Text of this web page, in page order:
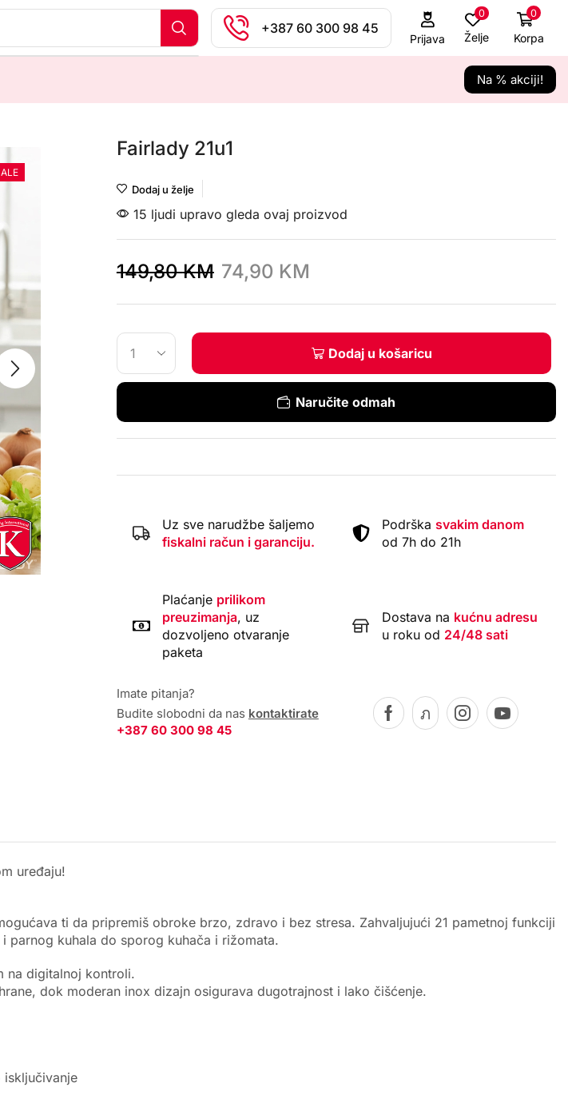
+387 60 300 98 45
Prijava
0
Želje
0
Korpa
Na % akciji!
Fairlady 21u1
Dodaj u želje
15 ljudi upravo gleda ovaj proizvod
149,80KM 74,90 KM
Dodaj u košaricu
Naručite odmah
Uz sve narudžbe šaljemo
fiskalni račun i garanciju.
Podrška svakim danom
od 7h do 21h
Plaćanje prilikom
preuzimanja, uz
dozvoljeno otvaranje
paketa
Dostava na kućnu adresu
u roku od 24/48 sati
Imate pitanja?
Budite slobodni da nas kontaktirate
+387 60 300 98 45
uređaju!
ti da pripremiš obroke brzo, zdravo i bez stresa. Zahvaljujući 21 pametnoj funkciji
parnog kuhala do sporog kuhača i rižomata.
na digitalnoj kontroli.
dok moderan inox dizajn osigurava dugotrajnost i lako čišćenje.
isključivanje